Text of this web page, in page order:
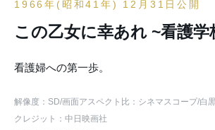
1966年(昭和41年) 12月31日公開
この乙女に幸あれ ~看護学
看護婦への第一歩。
解像度：SD/画面アスペクト比：シネマスコープ/白黒
クレジット：中日映画社